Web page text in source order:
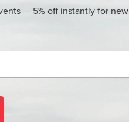
— 5% off instantly for new